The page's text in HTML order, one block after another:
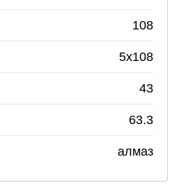
108
5x108
43
63.3
алмаз